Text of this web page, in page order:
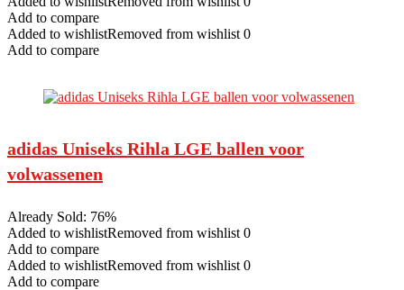
Add to compare
Added to wishlistRemoved from wishlist 0
Add to compare
adidas Uniseks Rihla LGE ballen voor
volwassenen
Already Sold: 76%
Added to wishlistRemoved from wishlist 0
Add to compare
Added to wishlistRemoved from wishlist 0
Add to compare